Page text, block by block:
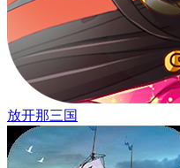
放开那三国